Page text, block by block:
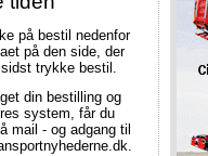
på bestil nedenfor
på den side, der
trykke bestil.
din bestilling og
system, får du
mail - og adgang til